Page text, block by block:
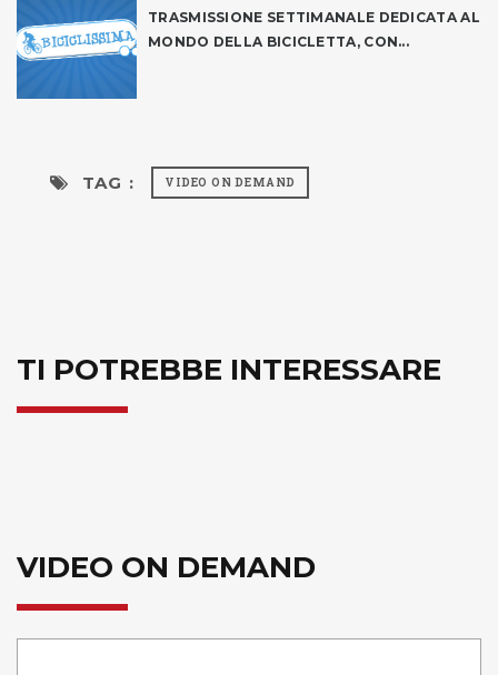
TRASMISSIONE SETTIMANALE DEDICATA AL
MONDO DELLA BICICLETTA, CON...
TAG : VIDEO ON DEMAND
TI POTREBBE INTERESSARE
VIDEO ON DEMAND